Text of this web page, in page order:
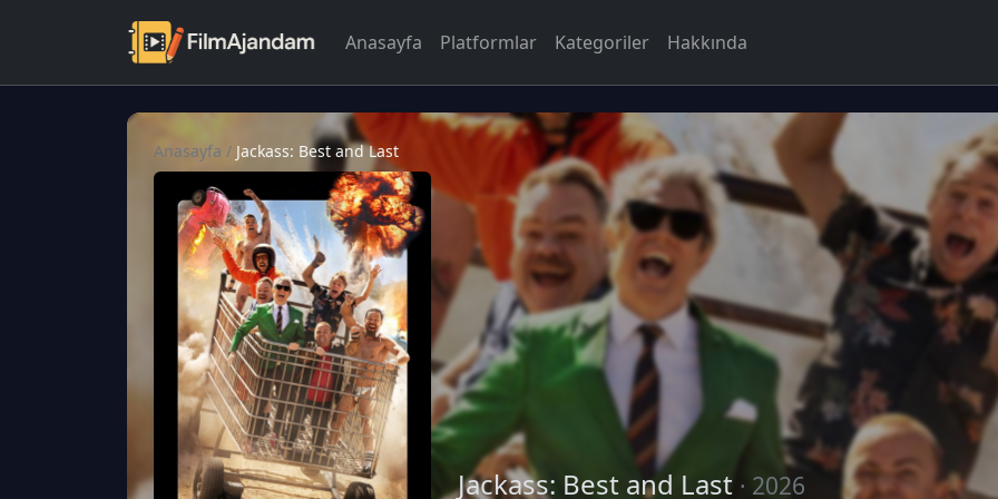
Anasayfa Platformlar Kategoriler Hakkında
Anasayfa / Jackass: Best and Last
Jackass: Best and Last · 2026